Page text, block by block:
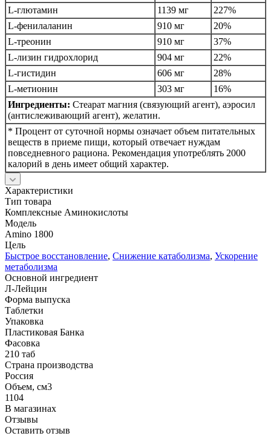
L-глютамин
1139 мг
227%
L-фенилаланин
910 мг
20%
L-треонин
910 мг
37%
L-лизин гидрохлорид
904 мг
22%
L-гистидин
606 мг
28%
L-метионин
303 мг
16%
Ингредиенты: Стеарат магния (связующий агент), аэросил
(антислеживающий агент), желатин.
* Процент от суточной нормы означает объем питательных
веществ в приеме пищи, который отвечает нуждам
повседневного рациона. Рекомендация употреблять 2000
калорий в день имеет общий характер.
Характеристики
Тип товара
Комплексные Аминокислоты
Модель
Amino 1800
Цель
Быстрое восстановление, Снижение катаболизма, Ускорение
метаболизма
Основной ингредиент
Л-Лейцин
Форма выпуска
Таблетки
Упаковка
Пластиковая Банка
Фасовка
210 таб
Страна производства
Россия
Объем, см3
1104
В магазинах
Отзывы
Оставить отзыв